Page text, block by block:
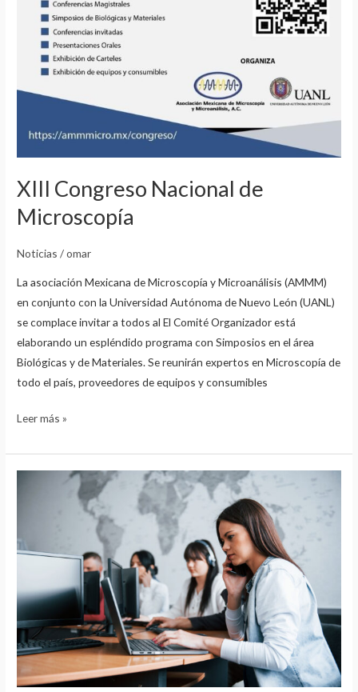
XIII Congreso Nacional de
Microscopía
Noticias /omar
La asociación Mexicana de Microscopía y Microanálisis (AMMM)
en conjunto con la Universidad Autónoma de Nuevo León (UANL)
se complace invitar a todos al El Comité Organizador está
elaborando un espléndido programa con Simposios en el área
Biológicas y de Materiales. Se reunirán expertos en Microscopía de
todo el país, proveedores de equipos y consumibles
Leer más »
Webinar
THUNDER
Decodificando
Biología
3D
en
tiempo
real